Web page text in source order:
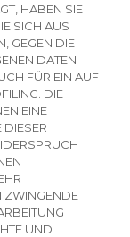
HABEN SIE
SICH AUS
GEGEN DIE
DATEN
FÜR EIN AUF
DIE
EINE
DIESER
ZWINGENDE
UND